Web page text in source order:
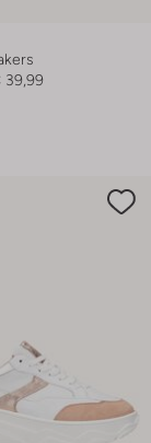
39,99